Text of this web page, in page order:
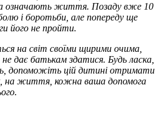
означають життя. Позаду вже 10
і боротьби, але попереду ще
його не пройти.
на світ своїми щирими очима,
не дає батькам здатися. Будь ласка,
допоможіть цій дитині отримати
на життя, кожна ваша допомога